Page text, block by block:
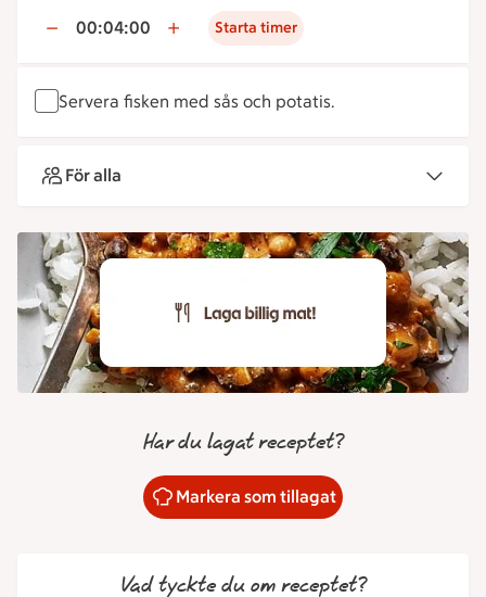
00:04:00 Starta timer
Servera fisken med sås och potatis.
För alla
Har du lagat receptet?
Markera som tillagat
Vad tyckte du om receptet?